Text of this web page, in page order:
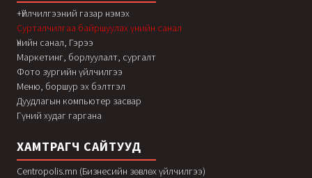
+Үйлчилгээний газар нэмэх
Сурталчилгаа байршуулах үнийн санал
Үнийн санал, Гэрээ
Маркетинг, борлуулалт, сургалт
Фото зургийн үйлчилгээ
Меню, боршур эх бэлтгэл
Дуудлагын компьютер засвар
Гүний худаг гаргана
ХАМТРАГЧ САЙТУУД
Centropolis.mn (Бизнесийн зөвлөх үйлчилгээ)